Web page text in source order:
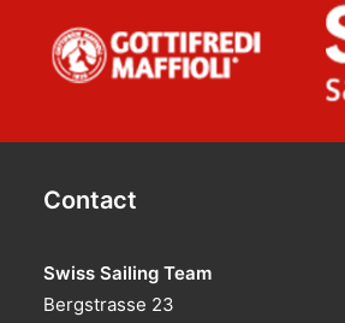
Contact
Swiss Sailing Team
Bergstrasse 23